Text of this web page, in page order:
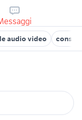
audio video